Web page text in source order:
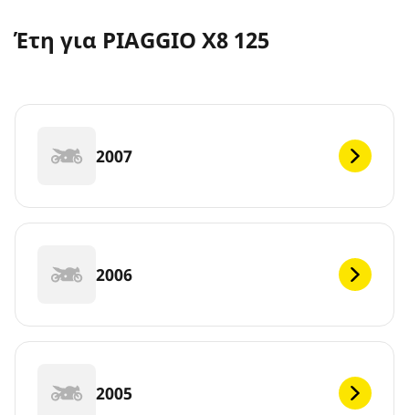
Έτη για PIAGGIO X8 125
2007
2006
2005